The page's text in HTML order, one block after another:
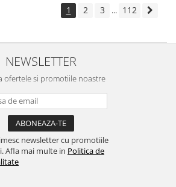
1 2 3 ... 112
NEWSLETTER
ofertele si promotiile noastre
newsletter cu promotiile
Afla mai multe in Politica de